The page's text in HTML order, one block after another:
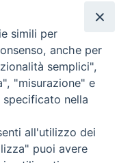
simili per
anche per
semplici",
"misurazione" e
nella
all'utilizzo dei
puoi avere